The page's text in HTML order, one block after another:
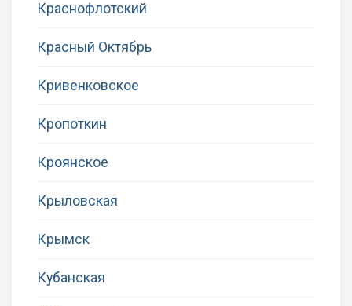
Краснофлотский
Красный Октябрь
Кривенковское
Кропоткин
Кроянское
Крыловская
Крымск
Кубанская